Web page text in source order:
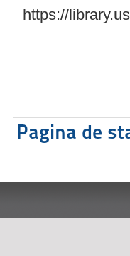
https://
Pagina de